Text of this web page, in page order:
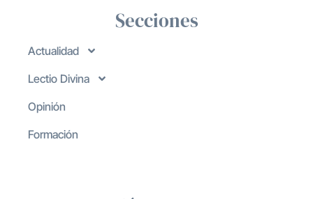
Secciones
Actualidad
Lectio Divina
Opinión
Formación